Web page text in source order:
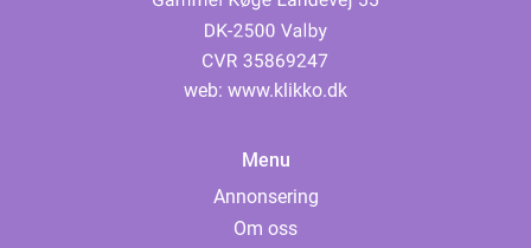
web: www.klikko.dk
Menu
Annonsering
Om oss